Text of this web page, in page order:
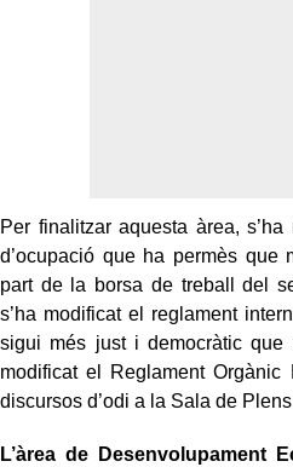
Per finalitzar aquesta àrea,
d’ocupació que ha permès que
part de la borsa de treball del
s’ha modificat el reglament
sigui més just i democràtic que
modificat el Reglament
discursos d’odi a la Sala de
L’àrea de Desenvolupament